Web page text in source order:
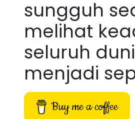
sungguh
melihat
seluruh
menjadi
Buy me a coffee